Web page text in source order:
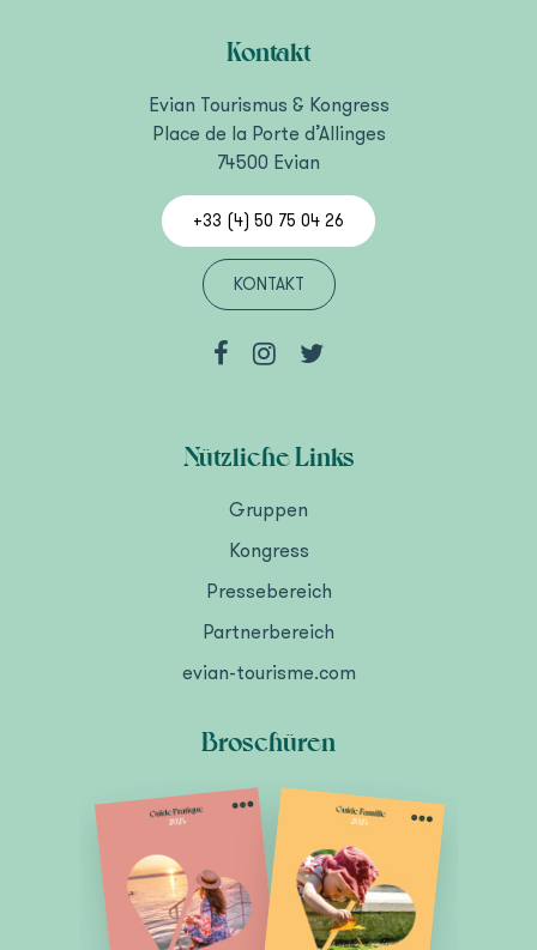
Kontakt
Evian Tourismus & Kongress
Place de la Porte d’Allinges
74500 Evian
+33 (4) 50 75 04 26
KONTAKT
Nützliche Links
Gruppen
Kongress
Pressebereich
Partnerbereich
evian-tourisme.com
Broschüren